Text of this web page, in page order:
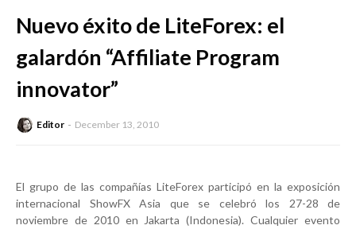
Nuevo éxito de LiteForex: el
galardón “Affiliate Program
innovator”
Editor December 13, 2010
El grupo de las compañías LiteForex participó en la exposición
internacional ShowFX Asia que se celebró los 27-28 de
noviembre de 2010 en Jakarta (Indonesia). Cualquier evento